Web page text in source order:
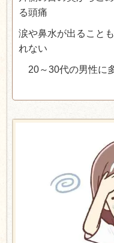
る頭痛
涙や鼻水が出ること
れない
20～30代の